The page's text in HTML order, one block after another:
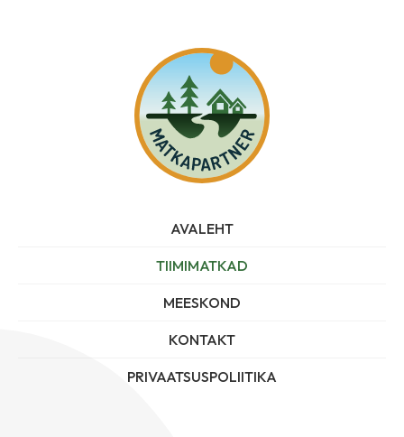
AVALEHT
TIIMIMATKAD
MEESKOND
KONTAKT
PRIVAATSUSPOLIITIKA